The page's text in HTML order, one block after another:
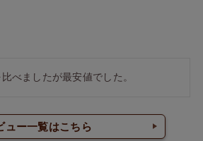
べましたが最安値でした。
ュー一覧はこちら